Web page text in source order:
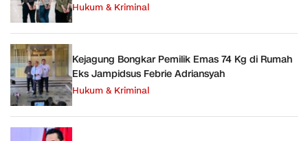
Hukum & Kriminal
Kejagung Bongkar Pemilik Emas 74 Kg di Rumah
Eks Jampidsus Febrie Adriansyah
Hukum & Kriminal